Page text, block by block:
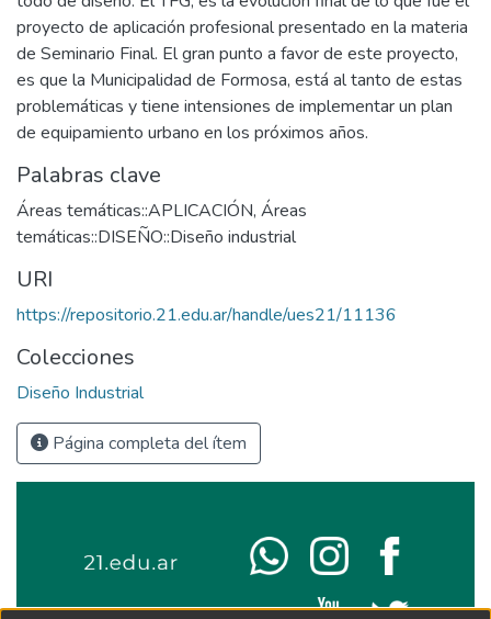
proyecto de aplicación profesional presentado en la materia
de Seminario Final. El gran punto a favor de este proyecto,
es que la Municipalidad de Formosa, está al tanto de estas
problemáticas y tiene intensiones de implementar un plan
de equipamiento urbano en los próximos años.
Palabras clave
Áreas temáticas::APLICACIÓN, Áreas
temáticas::DISEÑO::Diseño industrial
URI
https://repositorio.21.edu.ar/handle/ues21/11136
Colecciones
Diseño Industrial
Página completa del ítem